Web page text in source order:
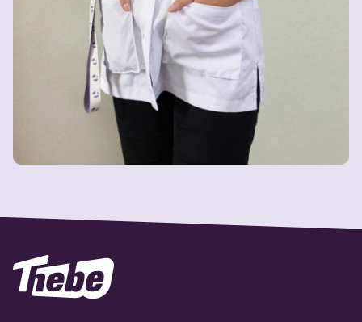
Naar homepage